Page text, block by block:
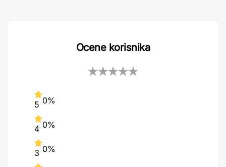
Ocene korisnika
5 0%
4 0%
3 0%